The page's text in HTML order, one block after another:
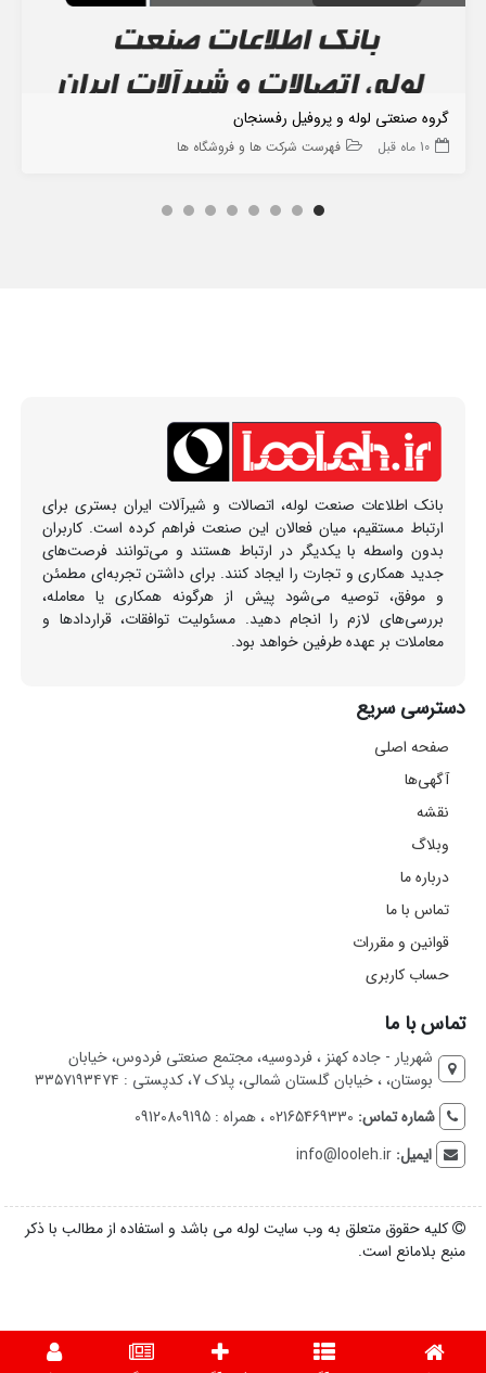
گروه صنعتی لوله و پروفیل رفسنجان
10 ماه قبل فهرست شرکت ها و فروشگاه ها
بانک اطلاعات صنعت لوله، اتصالات و شیرآلات ایران بستری برای
ارتباط مستقیم، میان فعالان این صنعت فراهم کرده است. کاربران
بدون واسطه با یکدیگر در ارتباط هستند و می‌توانند فرصت‌های
جدید همکاری و تجارت را ایجاد کنند. برای داشتن تجربه‌ای مطمئن
و موفق، توصیه می‌شود پیش از هرگونه همکاری یا معامله،
بررسی‌های لازم را انجام دهید. مسئولیت توافقات، قراردادها و
معاملات بر عهده طرفین خواهد بود.
دسترسی سریع
صفحه اصلی
آگهی‌ها
نقشه
وبلاگ
درباره ما
تماس با ما
قوانین و مقررات
حساب کاربری
تماس با ما
شهریار - جاده کهنز ، فردوسیه، مجتمع صنعتی فردوس، خیابان
بوستان، ، خیابان گلستان شمالی، پلاک 7، کدپستی : ۳۳۵۷۱۹۳۴۷۴
شماره تماس: 02165469330 ، همراه : 09120809195
ایمیل:info@looleh.ir
کلیه حقوق متعلق به وب سایت لوله می باشد و استفاده از مطالب با ذکر
منبع بلامانع است.